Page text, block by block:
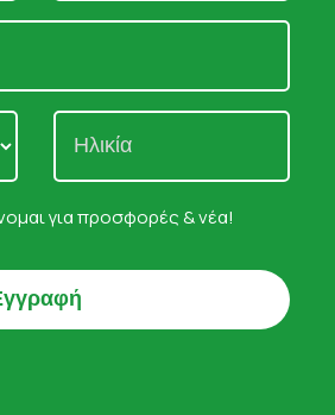
για προσφορές & νέα!